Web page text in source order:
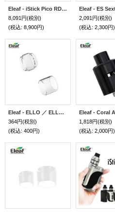
Eleaf - iStick Pico RDTA 【中〜上級者向け・電子タバコ／VAPE スターターキット】
8,091円(税別)
(税込: 8,900円)
2,091円(税別)
(税込: 2,300円)
Eleaf - ELLO ／ ELLO VATE ／ iStick Pico S Kit用・交換ガラスチューブ
364円(税別)
(税込: 400円)
1,818円(税別)
(税込: 2,000円)